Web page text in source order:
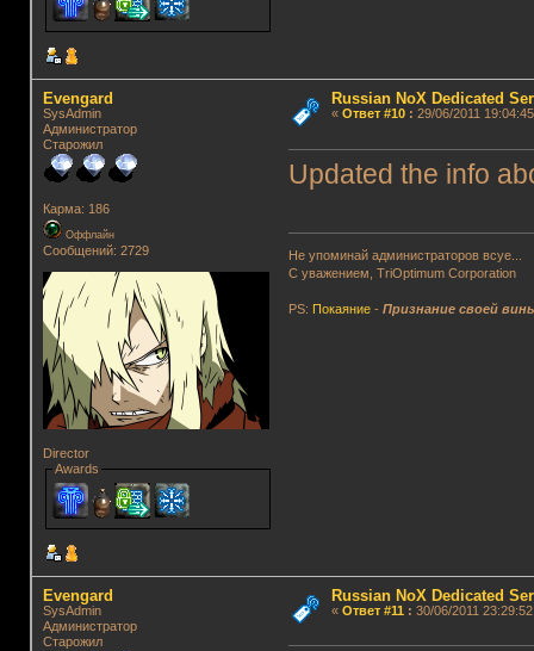
Evengard
SysAdmin
Администратор
Старожил
Карма: 186
Оффлайн
Сообщений: 2729
Director
Awards
Russian NoX Dedicated
« Ответ #10: 29/06/2011
Updated the info
Не упоминай администраторов всуе...
С уважением, TriOptimum Corporation
PS: Покаяние -Признание своей
Evengard
SysAdmin
Администратор
Старожил
Russian NoX Dedicated
« Ответ #11 : 30/06/2011